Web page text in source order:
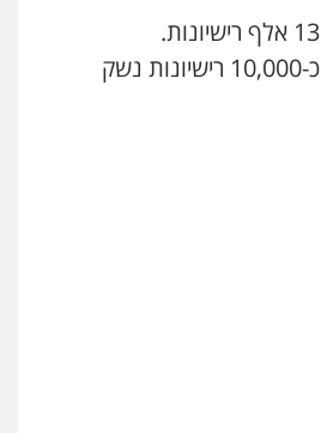
בשנת 2021 ניתנו כ-10,000 רישיונות נשק